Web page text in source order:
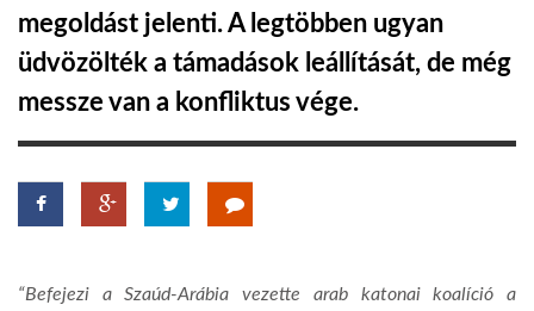
LATIMO.HU
GLOBOBOOK
megoldást jelenti. A legtöbben ugyan
üdvözölték a támadások leállítását, de még
messze van a konfliktus vége.
“Befejezi a Szaúd-Arábia vezette arab katonai koalíció a